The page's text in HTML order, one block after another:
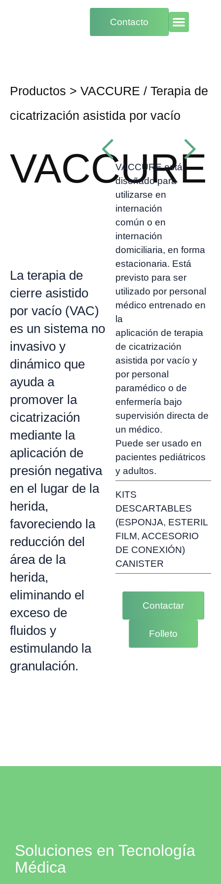
Contacto
Productos > VACCURE / Terapia de
cicatrización asistida por vacío
VACCURE
La terapia de
cierre asistido
por vacío (VAC)
es un sistema no
invasivo y
dinámico que
ayuda a
promover la
cicatrización
mediante la
aplicación de
presión negativa
en el lugar de la
herida,
favoreciendo la
reducción del
área de la
herida,
eliminando el
exceso de
fluidos y
estimulando la
granulación.
VACCURE está
diseñado para
utilizarse en
internación
común o en
internación
domiciliaria, en forma
estacionaria. Está
previsto para ser
utilizado por personal
médico entrenado en
la
aplicación de terapia
de cicatrización
asistida por vacío y
por personal
paramédico o de
enfermería bajo
supervisión directa de
un médico.
Puede ser usado en
pacientes pediátricos
y adultos.
KITS
DESCARTABLES
(ESPONJA, ESTERIL
FILM, ACCESORIO
DE CONEXIÓN)
CANISTER
Contactar
Folleto
Soluciones en Tecnología
Médica